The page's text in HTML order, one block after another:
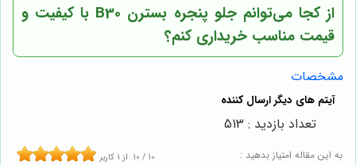
از کجا می‌توانم جلو پنجره بسترن B30 با کیفیت و
قیمت مناسب خریداری کنم؟
مشخصات
به این مقاله امتیاز بدهید : 10 / 10 از 1 کاربر
تعداد بازدید : 513